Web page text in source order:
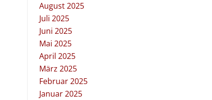
August 2025
Juli 2025
Juni 2025
Mai 2025
April 2025
März 2025
Februar 2025
Januar 2025